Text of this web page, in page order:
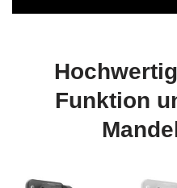
Funktion